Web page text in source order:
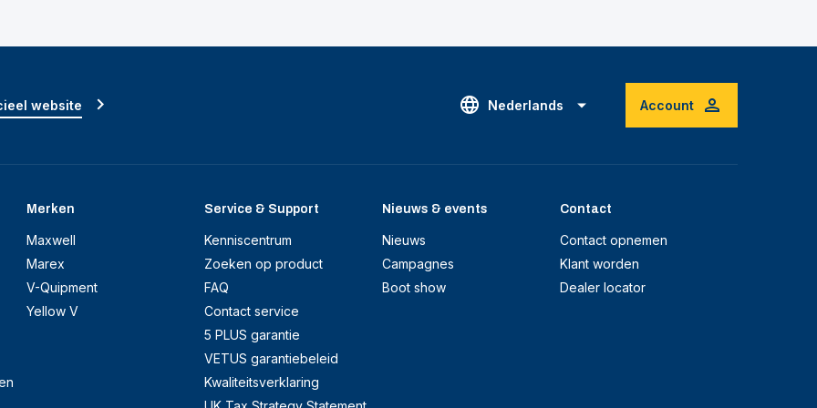
Nederlands Account
Merken
Maxwell
Marex
V-Quipment
Yellow V
Service & Support
Kenniscentrum
Zoeken op product
FAQ
Contact service
5 PLUS garantie
VETUS garantiebeleid
Kwaliteitsverklaring
Nieuws & events
Nieuws
Campagnes
Boot show
Contact
Contact opnemen
Klant worden
Dealer locator
website